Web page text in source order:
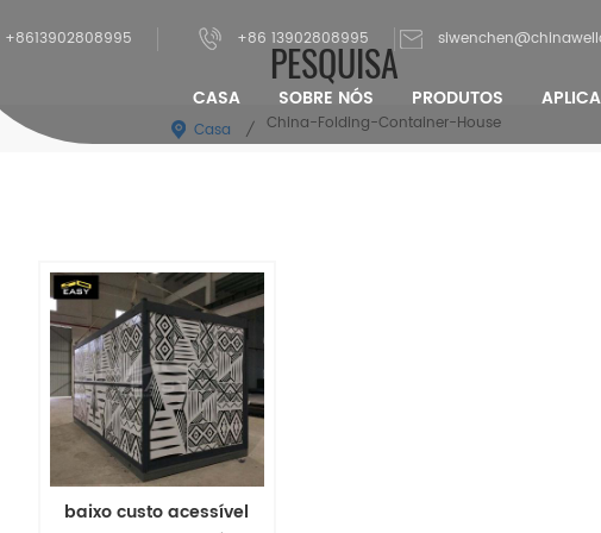
+8613902808995 +86 13902808995
CASA SOBRE NÓS PRODUTOS
PESQUISA
Casa / China-Folding-Container-House
baixo custo acessível